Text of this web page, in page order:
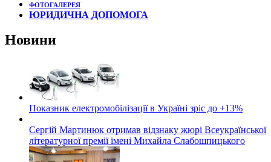
ФОТОГАЛЕРЕЯ
ЮРИДИЧНА ДОПОМОГА
Новини
Показник електромобілізації в Україні зріс до +13%
Сергій Мартинюк отримав відзнаку жюрі Всеукраїнської
літературної премії імені Михайла Слабошпицького